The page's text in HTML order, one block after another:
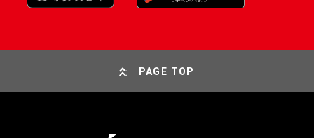
PAGE TOP